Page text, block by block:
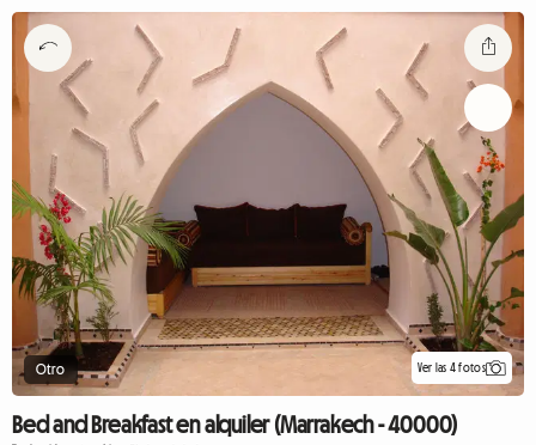
Otro Ver las 4 fotos
Bed and Breakfast en alquiler (Marrakech - 40000)